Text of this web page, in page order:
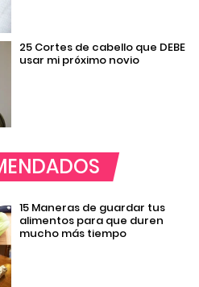
25 Cortes de cabello que DEBE
usar mi próximo novio
15 Maneras de guardar tus
alimentos para que duren
mucho más tiempo